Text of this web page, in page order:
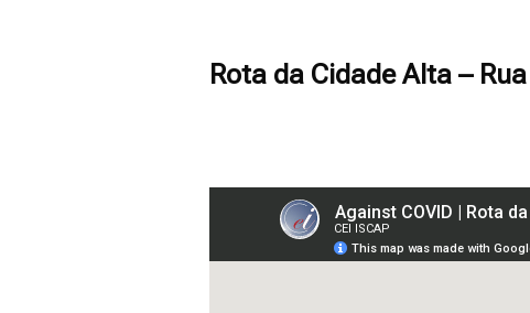
Rota da Cidade Alta –